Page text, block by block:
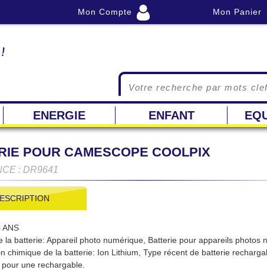
Mon Compte Mon Panier
ENERGIE ENFANT
POUR CAMESCOPE COOLPIX
: DR9641
ANS
la batterie: Appareil photo numérique, Batterie pour appareils photos
chimique de la batterie: Ion Lithium, Type récent de batterie
une rechargable.